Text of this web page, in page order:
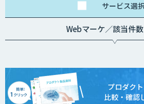
サービス選
Webマーケ／該当件
プロダク
比較・確認